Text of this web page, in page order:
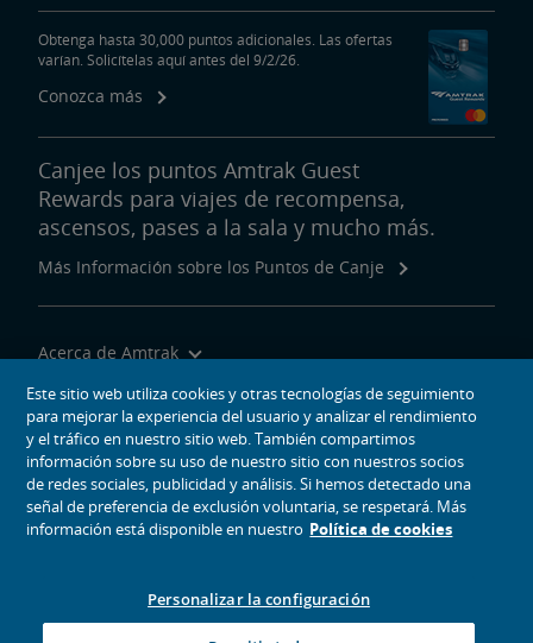
Obtenga hasta 30,000 puntos adicionales. Las ofertas
varían. Solicítelas aquí antes del 9/2/26.
Conozca más
Canjee los puntos Amtrak Guest
Rewards para viajes de recompensa,
ascensos, pases a la sala y mucho más.
Más Información sobre los Puntos de Canje
Acerca de Amtrak
Viajar con Nosotros
Herramientas del Sitio
iconos de medios sociales
Este sitio web utiliza cookies y otras tecnologías de seguimiento
para mejorar la experiencia del usuario y analizar el rendimiento
y el tráfico en nuestro sitio web. También compartimos
información sobre su uso de nuestro sitio con nuestros socios
de redes sociales, publicidad y análisis. Si hemos detectado una
señal de preferencia de exclusión voluntaria, se respetará. Más
información está disponible en nuestro Política de cookies
Personalizar la configuración